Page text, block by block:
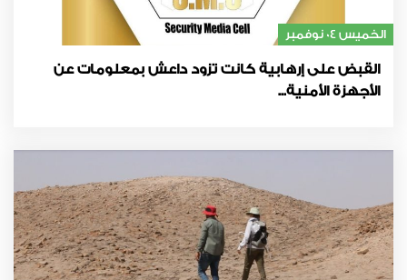
الخميس 04 نوفمبر
القبض على إرهابية كانت تزود داعش بمعلومات عن
الأجهزة الأمنية...